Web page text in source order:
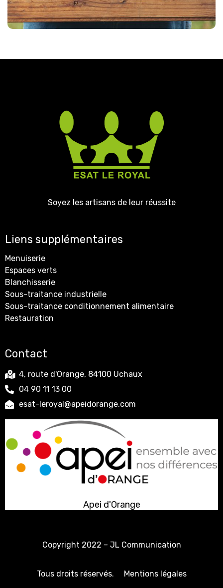
Soyez les artisans de leur réussite
Liens supplémentaires
Menuiserie
Espaces verts
Blanchisserie
Sous-traitance industrielle
Sous-traitance conditionnement alimentaire
Restauration
Contact
4, route d'Orange, 84100 Uchaux
04 90 11 13 00
esat-leroyal@apeidorange.com
Apei d'Orange
Copyright 2022 – JL Communication
Tous droits réservés. Mentions légales